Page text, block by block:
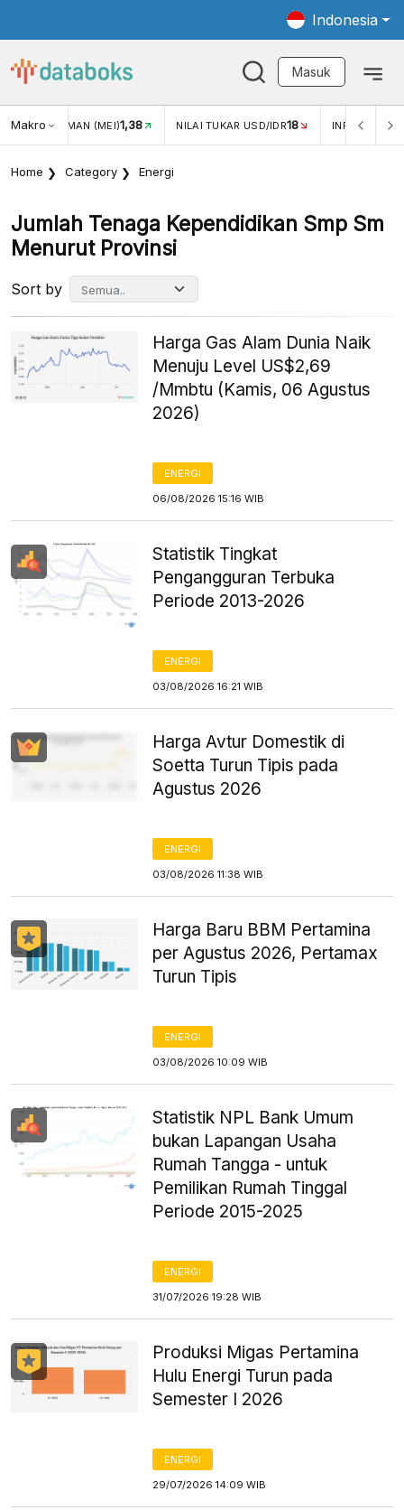
Indonesia
Masuk
MakroWISMAN (MEI)1,38 NILAI TUKAR USD/IDR18 INFLASI YOY
Home Category Energi
Jumlah Tenaga Kependidikan Smp Sm
Menurut Provinsi
Sort by
Harga Gas Alam Dunia Naik
Menuju Level US$2,69
/Mmbtu (Kamis, 06 Agustus
2026)
ENERGI
06/08/2026 15:16 WIB
Statistik Tingkat
Pengangguran Terbuka
Periode 2013-2026
ENERGI
03/08/2026 16:21 WIB
Harga Avtur Domestik di
Soetta Turun Tipis pada
Agustus 2026
ENERGI
03/08/2026 11:38 WIB
Harga Baru BBM Pertamina
per Agustus 2026, Pertamax
Turun Tipis
ENERGI
03/08/2026 10:09 WIB
Statistik NPL Bank Umum
bukan Lapangan Usaha
Rumah Tangga - untuk
Pemilikan Rumah Tinggal
Periode 2015-2025
ENERGI
31/07/2026 19:28 WIB
Produksi Migas Pertamina
Hulu Energi Turun pada
Semester I 2026
ENERGI
29/07/2026 14:09 WIB